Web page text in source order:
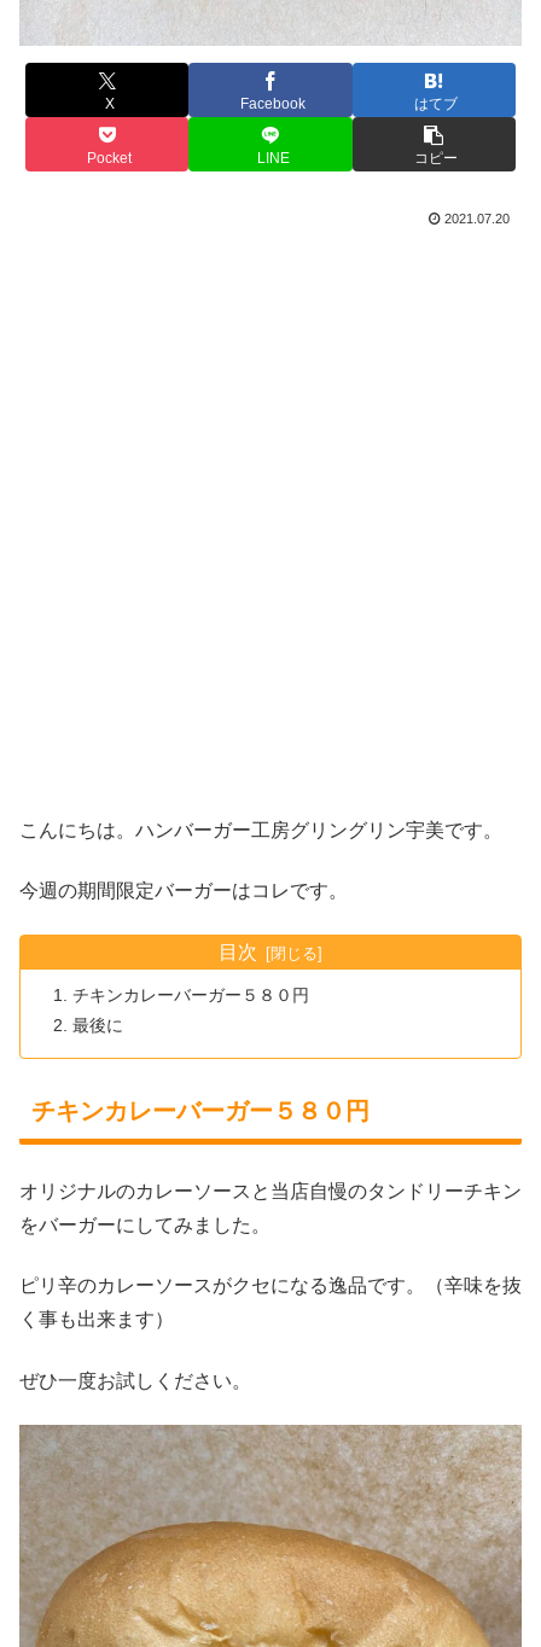
X Facebook はてブ
Pocket LINE コピー
2021.07.20
こんにちは。ハンバーガー工房グリングリン宇美です。
今週の期間限定バーガーはコレです。
目次
チキンカレーバーガー５８０円
最後に
チキンカレーバーガー５８０円
オリジナルのカレーソースと当店自慢のタンドリーチキン
をバーガーにしてみました。
ピリ辛のカレーソースがクセになる逸品です。（辛味を抜
く事も出来ます）
ぜひ一度お試しください。